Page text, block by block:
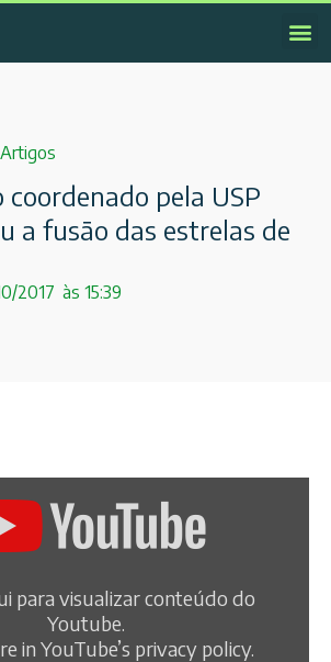
Artigos
coordenado pela USP
a fusão das estrelas de
2017 às 15:39
para visualizar conteúdo do
Youtube.
in YouTube’s privacy policy.